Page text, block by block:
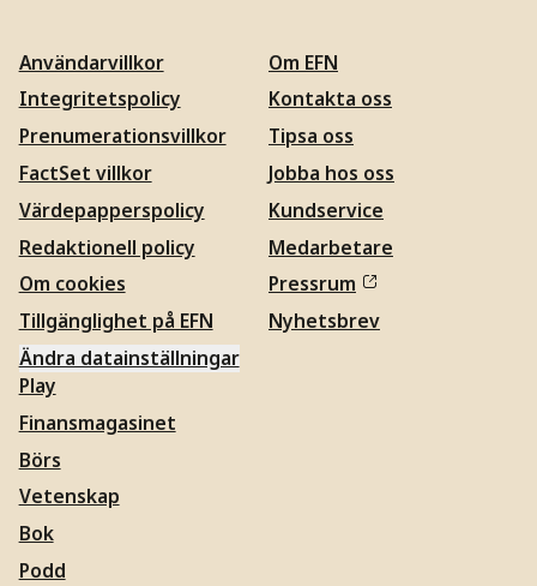
Användarvillkor
Integritetspolicy
Prenumerationsvillkor
FactSet villkor
Värdepapperspolicy
Redaktionell policy
Om cookies
Tillgänglighet på EFN
Ändra datainställningar
Om EFN
Kontakta oss
Tipsa oss
Jobba hos oss
Kundservice
Medarbetare
Pressrum
Nyhetsbrev
Play
Finansmagasinet
Börs
Vetenskap
Bok
Podd